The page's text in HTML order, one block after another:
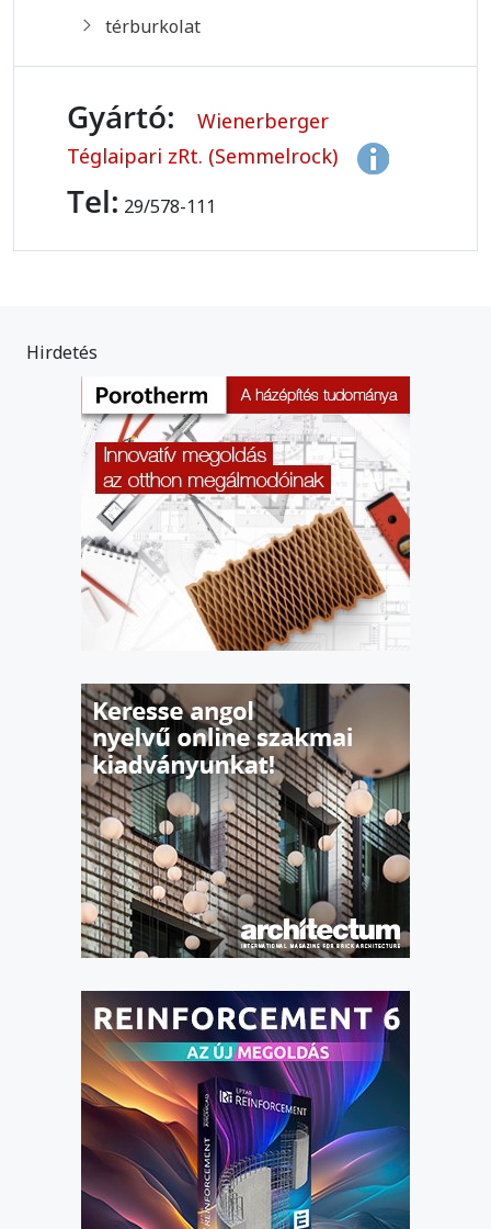
térburkolat
Gyártó:
Wienerberger
Téglaipari zRt. (Semmelrock)
Tel: 29/578-111
Hirdetés